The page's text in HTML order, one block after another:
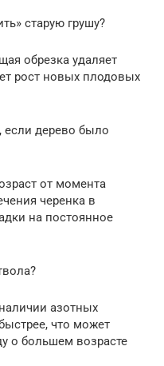
старую грушу?
обрезка удаляет
рост новых плодовых
если дерево было
от момента
черенка в
на постоянное
азотных
что может
о большем возрасте